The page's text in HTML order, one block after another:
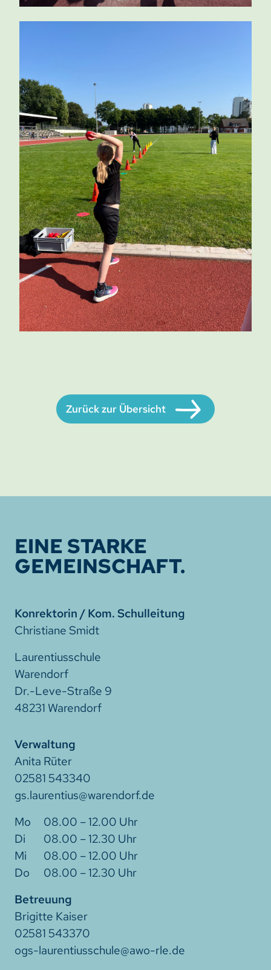
Zurück zur Übersicht
EINE STARKE
GEMEINSCHAFT.
Konrektorin / Kom. Schulleitung
Christiane Smidt
Laurentiusschule
Warendorf
Dr.-Leve-Straße 9
48231 Warendorf
Verwaltung
Anita Rüter
02581 543340
gs.laurentius@warendorf.de
08.00 – 12.00 Uhr
08.00 – 12.30 Uhr
08.00 – 12.00 Uhr
08.00 – 12.30 Uhr
Betreuung
Brigitte Kaiser
02581 543370
ogs-laurentiusschule@awo-rle.de